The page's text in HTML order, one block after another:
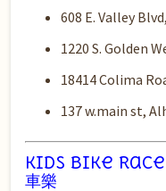
608 E. Valley
1220 S. Golden
18414 Colima
137 w.main st,
Kids Bike
車樂